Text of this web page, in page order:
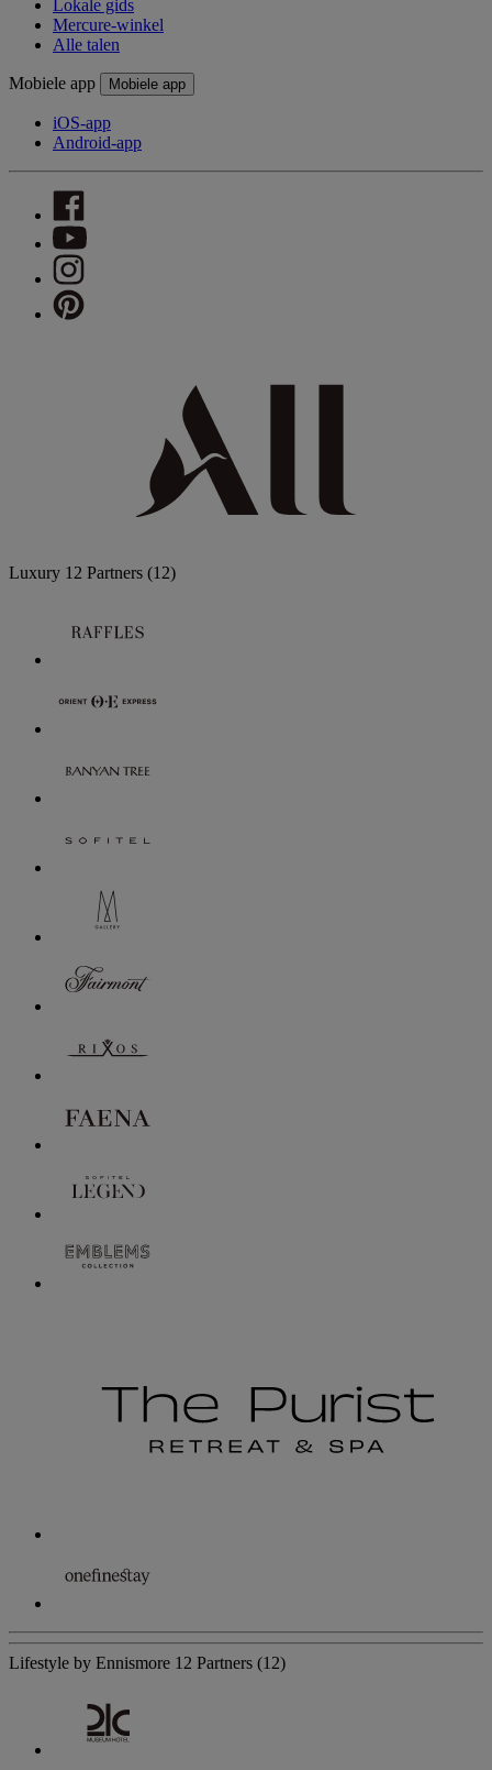
Lokale gids
Mercure-winkel
Alle talen
Mobiele app Mobiele app
iOS-app
Android-app
Luxury 12 Partners (12)
Lifestyle by Ennismore 12 Partners (12)